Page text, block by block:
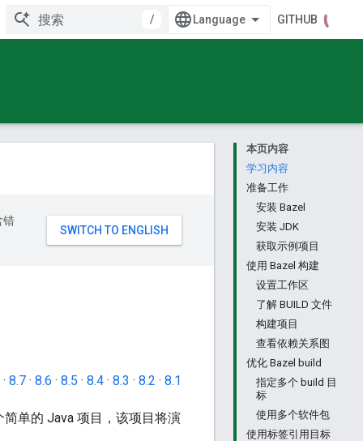
/ GITHUB
本页内容
学习内容
准备工作
安装 Bazel
安装 JDK
获取示例项目
使用 Bazel 构建
设置工作区
了解 BUILD 文件
构建项目
查看依赖关系图
优化 Bazel build
指定多个 build 目
标
使用多个软件包
使用标签引用目标
错
· 8.7 · 8.6 · 8.5 · 8.4 · 8.3 · 8.2 · 8.1
单的 Java 项目，该项目将演